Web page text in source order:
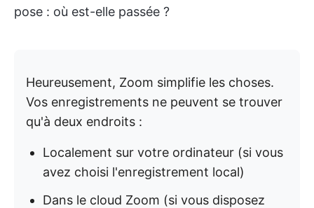
pose : où est-elle passée ?
Heureusement, Zoom simplifie les choses.
Vos enregistrements ne peuvent se trouver
qu'à deux endroits :
Localement sur votre ordinateur (si vous
avez choisi l'enregistrement local)
Dans le cloud Zoom (si vous disposez